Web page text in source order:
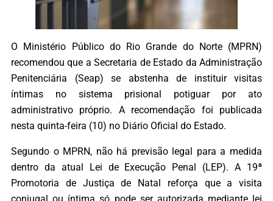
O Ministério Público do Rio Grande do Norte (MPRN)
recomendou que a Secretaria de Estado da Administração
Penitenciária (Seap) se abstenha de instituir visitas
íntimas no sistema prisional potiguar por ato
administrativo próprio. A recomendação foi publicada
nesta quinta-feira (10) no Diário Oficial do Estado.
Segundo o MPRN, não há previsão legal para a medida
dentro da atual Lei de Execução Penal (LEP). A 19ª
Promotoria de Justiça de Natal reforça que a visita